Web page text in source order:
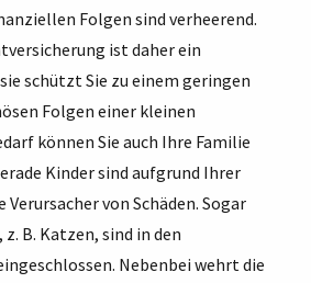
Folgen sind verheerend.
ist daher ein
schützt Sie zu einem geringen
Folgen einer kleinen
können Sie auch Ihre Familie
Kinder sind aufgrund Ihrer
von Schäden. Sogar
B. Katzen, sind in den
Nebenbei wehrt die